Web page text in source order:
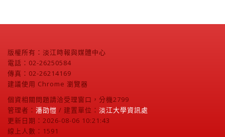
版權所有：淡江時報與媒體中心
電話：02-26250584
傳真：02-26214169
建議使用 Chrome 瀏覽器
個資相關問題請洽受理窗口，分機2799
管理者： 潘劭愷 / 建置單位： 淡江大學資訊處
更新日期：2026-08-06 10:21:43
線上人數：1591